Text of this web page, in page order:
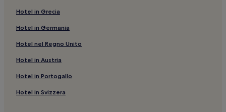
Landes-Le-Gaulois: hotel
Blois: Hotel economici
Amboise: hotel a 3 stelle
Pray: hotel
La Chaussee-Saint-Victor: hotel
Santenay: hotel
Hotel in Grecia
Hotel in Germania
Hotel nel Regno Unito
Hotel in Austria
Hotel in Portogallo
Hotel in Svizzera